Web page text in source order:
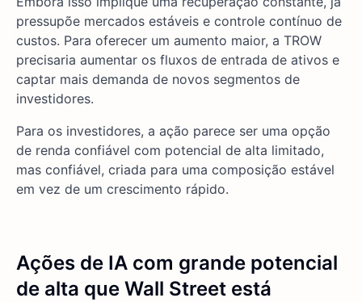
pressupõe mercados estáveis e controle contínuo de
custos. Para oferecer um aumento maior, a TROW
precisaria aumentar os fluxos de entrada de ativos e
captar mais demanda de novos segmentos de
investidores.
Para os investidores, a ação parece ser uma opção
de renda confiável com potencial de alta limitado,
mas confiável, criada para uma composição estável
em vez de um crescimento rápido.
Ações de IA com grande potencial
de alta que Wall Street está